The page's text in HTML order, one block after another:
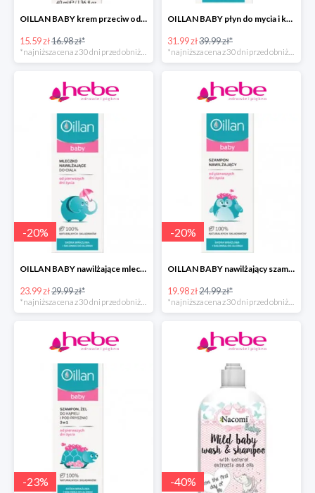
OILLAN BABY krem przeciw odparzeniom, 40 ml
15.59 zł16.98 zł*
*najniższa cena z 30 dni przed obniżką
OILLAN BABY płyn do mycia i kąpieli dla dzieci od pierwszych dni życia, 400 ml
31.99 zł39.99 zł*
*najniższa cena z 30 dni przed obniżką
-20%
OILLAN BABY nawilżające mleczko do ciała, 200 ml
23.99 zł29.99 zł*
-20%
OILLAN BABY nawilżający szampon do włosów, 200 ml
19.98 zł24.99 zł*
-23% -40%